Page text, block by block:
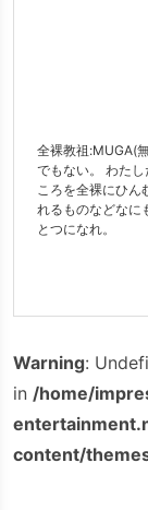
全裸教祖:MUGA(
でもない。 わた
ころを全裸にひん
れるものなどなに
とつになれ。
Warning:
in /home/
content/